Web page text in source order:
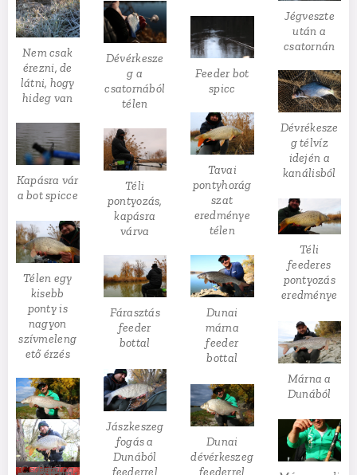
Jégveszte
után a
csatornán
Nem csak
érezni, de
látni, hogy
hideg van
Dévérkesze
g a
csatornából
télen
Feeder bot
spicc
Dévrékesze
g télvíz
idején a
kanálisból
Tavai
pontyhorág
szat
eredménye
télen
Kapásra vár
a bot spicce
Téli
pontyozás,
kapásra
várva
Téli
feederes
pontyozás
eredménye
Télen egy
kisebb
ponty is
nagyon
szívmeleng
ető érzés
Fárasztás
feeder
bottal
Dunai
márna
feeder
bottal
Márna a
Dunából
Jászkeszeg
fogás a
Dunából
feederrel
Folyóvízi
horgászat
eredménye
Dunai
dévérkeszeg
feederrel
Csalitálca
Főtt
Őszi
Egy